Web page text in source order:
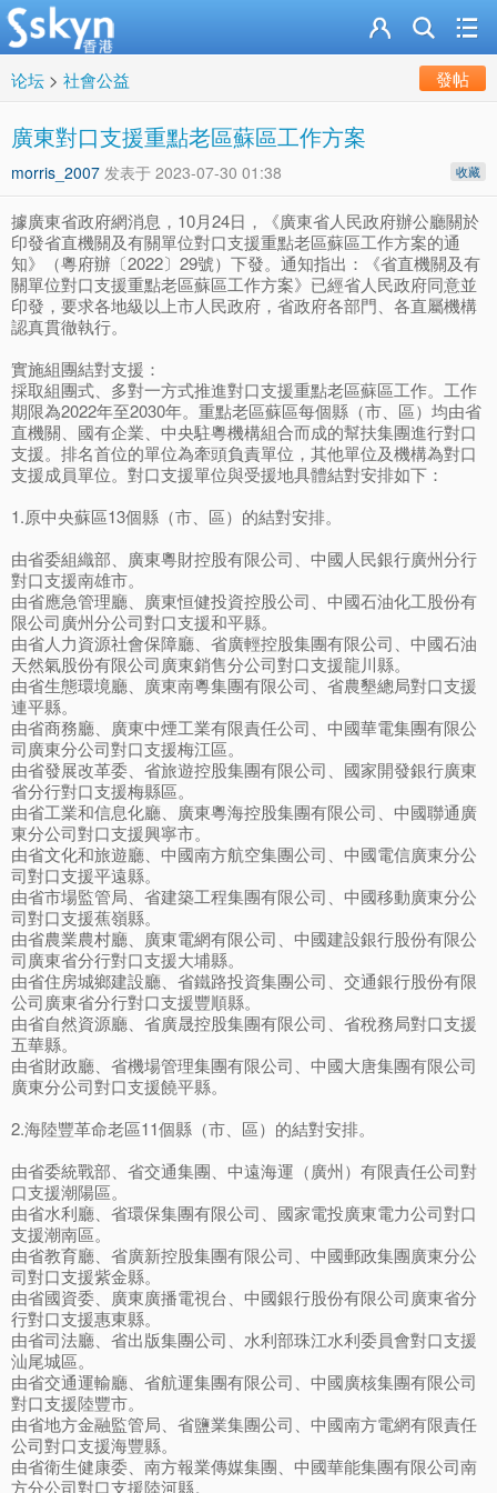
论坛 > 社會公益 發帖
廣東對口支援重點老區蘇區工作方案
收藏
morris_2007 发表于 2023-07-30 01:38
據廣東省政府網消息，10月24日，《廣東省人民政府辦公廳關於
印發省直機關及有關單位對口支援重點老區蘇區工作方案的通
知》（粵府辦〔2022〕29號）下發。通知指出：《省直機關及有
關單位對口支援重點老區蘇區工作方案》已經省人民政府同意並
印發，要求各地級以上市人民政府，省政府各部門、各直屬機構
認真貫徹執行。
實施組團結對支援：
採取組團式、多對一方式推進對口支援重點老區蘇區工作。工作
期限為2022年至2030年。重點老區蘇區每個縣（市、區）均由省
直機關、國有企業、中央駐粵機構組合而成的幫扶集團進行對口
支援。排名首位的單位為牽頭負責單位，其他單位及機構為對口
支援成員單位。對口支援單位與受援地具體結對安排如下：
1.原中央蘇區13個縣（市、區）的結對安排。
由省委組織部、廣東粵財控股有限公司、中國人民銀行廣州分行
對口支援南雄市。
由省應急管理廳、廣東恒健投資控股公司、中國石油化工股份有
限公司廣州分公司對口支援和平縣。
由省人力資源社會保障廳、省廣輕控股集團有限公司、中國石油
天然氣股份有限公司廣東銷售分公司對口支援龍川縣。
由省生態環境廳、廣東南粵集團有限公司、省農墾總局對口支援
連平縣。
由省商務廳、廣東中煙工業有限責任公司、中國華電集團有限公
司廣東分公司對口支援梅江區。
由省發展改革委、省旅遊控股集團有限公司、國家開發銀行廣東
省分行對口支援梅縣區。
由省工業和信息化廳、廣東粵海控股集團有限公司、中國聯通廣
東分公司對口支援興寧市。
由省文化和旅遊廳、中國南方航空集團公司、中國電信廣東分公
司對口支援平遠縣。
由省市場監管局、省建築工程集團有限公司、中國移動廣東分公
司對口支援蕉嶺縣。
由省農業農村廳、廣東電網有限公司、中國建設銀行股份有限公
司廣東省分行對口支援大埔縣。
由省住房城鄉建設廳、省鐵路投資集團公司、交通銀行股份有限
公司廣東省分行對口支援豐順縣。
由省自然資源廳、省廣晟控股集團有限公司、省稅務局對口支援
五華縣。
由省財政廳、省機場管理集團有限公司、中國大唐集團有限公司
廣東分公司對口支援饒平縣。
2.海陸豐革命老區11個縣（市、區）的結對安排。
由省委統戰部、省交通集團、中遠海運（廣州）有限責任公司對
口支援潮陽區。
由省水利廳、省環保集團有限公司、國家電投廣東電力公司對口
支援潮南區。
由省教育廳、省廣新控股集團有限公司、中國郵政集團廣東分公
司對口支援紫金縣。
由省國資委、廣東廣播電視台、中國銀行股份有限公司廣東省分
行對口支援惠東縣。
由省司法廳、省出版集團公司、水利部珠江水利委員會對口支援
汕尾城區。
由省交通運輸廳、省航運集團有限公司、中國廣核集團有限公司
對口支援陸豐市。
由省地方金融監管局、省鹽業集團公司、中國南方電網有限責任
公司對口支援海豐縣。
由省衛生健康委、南方報業傳媒集團、中國華能集團有限公司南
方分公司對口支援陸河縣。